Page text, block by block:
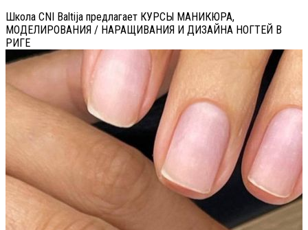
Школа CNI Baltija предлагает КУРСЫ МАНИКЮРА,
МОДЕЛИРОВАНИЯ / НАРАЩИВАНИЯ И ДИЗАЙНА НОГТЕЙ В
РИГЕ